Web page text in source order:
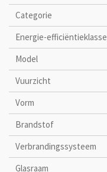
Categorie
Energie-efficiëntieklasse
Model
Vuurzicht
Vorm
Brandstof
Verbrandingssysteem
Glasraam